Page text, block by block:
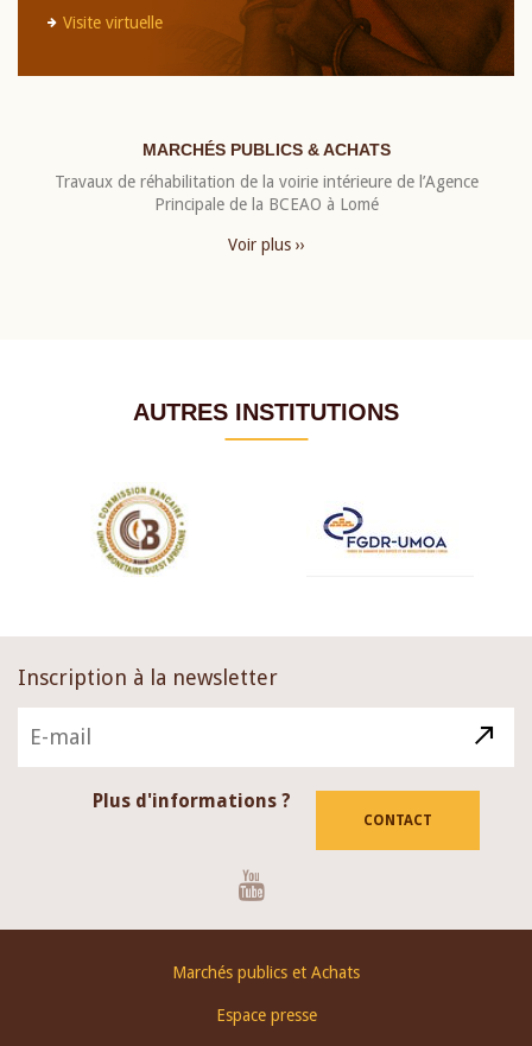
Visite virtuelle
MARCHÉS PUBLICS & ACHATS
Travaux de réhabilitation de la voirie intérieure de l’Agence
Principale de la BCEAO à Lomé
Voir plus ››
AUTRES INSTITUTIONS
Inscription à la newsletter
Plus d'informations ?
CONTACT
Marchés publics et Achats
Espace presse